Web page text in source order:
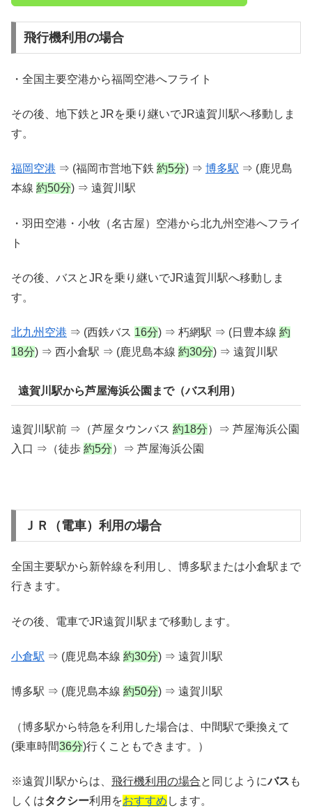
飛行機利用の場合
・全国主要空港から福岡空港へフライト
その後、地下鉄とJRを乗り継いでJR遠賀川駅へ移動しま
す。
福岡空港 ⇒ (福岡市営地下鉄 約5分) ⇒ 博多駅 ⇒ (鹿児島
本線 約50分) ⇒ 遠賀川駅
・羽田空港・小牧（名古屋）空港から北九州空港へフライ
ト
その後、バスとJRを乗り継いでJR遠賀川駅へ移動しま
す。
北九州空港 ⇒ (西鉄バス 16分) ⇒ 朽網駅 ⇒ (日豊本線 約
18分) ⇒ 西小倉駅 ⇒ (鹿児島本線 約30分) ⇒ 遠賀川駅
遠賀川駅から芦屋海浜公園まで（バス利用）
遠賀川駅前 ⇒（芦屋タウンバス 約18分）⇒ 芦屋海浜公園
入口 ⇒（徒歩 約5分）⇒ 芦屋海浜公園
ＪＲ（電車）利用の場合
全国主要駅から新幹線を利用し、博多駅または小倉駅まで
行きます。
その後、電車でJR遠賀川駅まで移動します。
小倉駅 ⇒ (鹿児島本線 約30分) ⇒ 遠賀川駅
博多駅 ⇒ (鹿児島本線 約50分) ⇒ 遠賀川駅
（博多駅から特急を利用した場合は、中間駅で乗換えて
(乗車時間36分)行くこともできます。）
※遠賀川駅からは、 飛行機利用の場合と同じようにバス も
しくはタクシー利用をおすすめ します。